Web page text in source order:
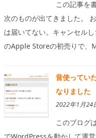
この記事を
次のものが出てきました。
は届いてない。キャンセル
のApple Storeの初売りで、
昔使ってい
なりました
2022年1月24
このブログ